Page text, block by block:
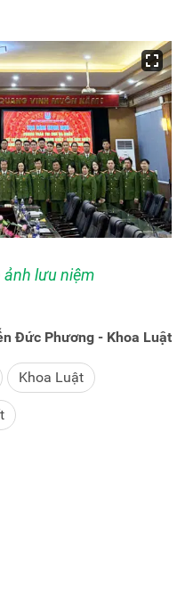
ảnh lưu niệm
Đức Phương - Khoa Luật
Khoa Luật